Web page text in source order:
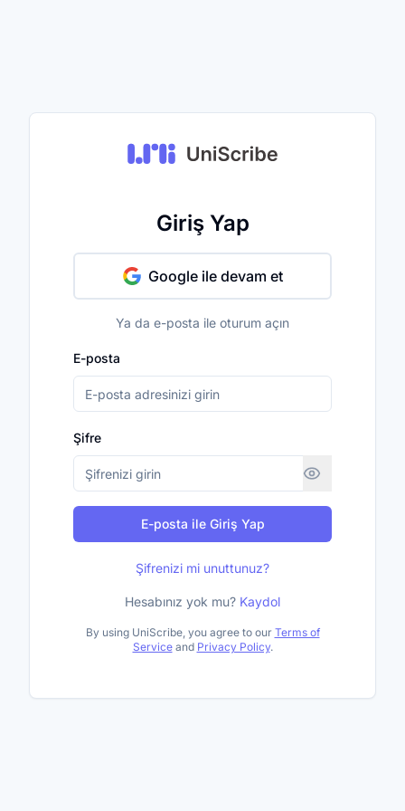
Giriş Yap
Google ile devam et
Ya da e-posta ile oturum açın
E-posta
Şifre
E-posta ile Giriş Yap
Şifrenizi mi unuttunuz?
Hesabınız yok mu? Kaydol
By using UniScribe, you agree to our Terms of
Service and Privacy Policy.